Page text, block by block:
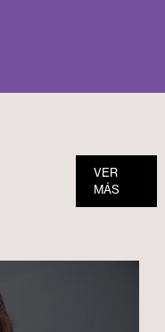
VER
MÁS